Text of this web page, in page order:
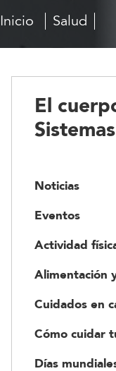
Inicio Salud
El
Noticias
Eventos
Actividad
Alimentación
Cuidados en
Cómo cuidar
Días